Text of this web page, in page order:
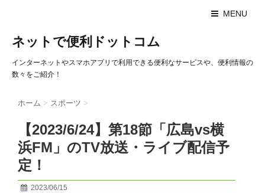
MENU
ネットで便利ドットコム
インターネットやスマホアプリで利用できる便利なサービスや、便利情報の
数々をご紹介！
ホーム > スポーツ >
【2023/6/24】第18節「広島vs横
浜FM」のTV放送・ライブ配信予
定！
2023/06/15